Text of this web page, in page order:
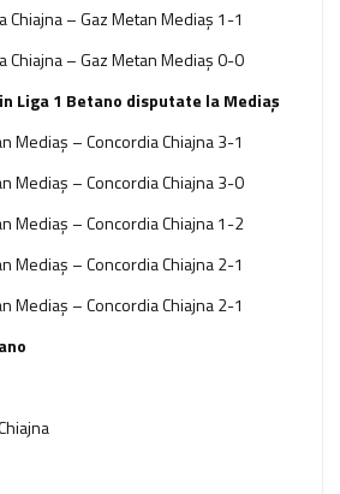
Chiajna – Gaz Metan Mediaş 1-1
Chiajna – Gaz Metan Mediaş 0-0
Liga 1 Betano disputate la Mediaş
Mediaş – Concordia Chiajna 3-1
Mediaş – Concordia Chiajna 3-0
Mediaş – Concordia Chiajna 1-2
Mediaş – Concordia Chiajna 2-1
Mediaș – Concordia Chiajna 2-1